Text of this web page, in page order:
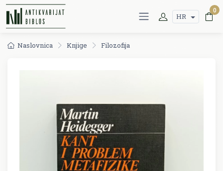
HR
0
Naslovnica Knjige Filozofija